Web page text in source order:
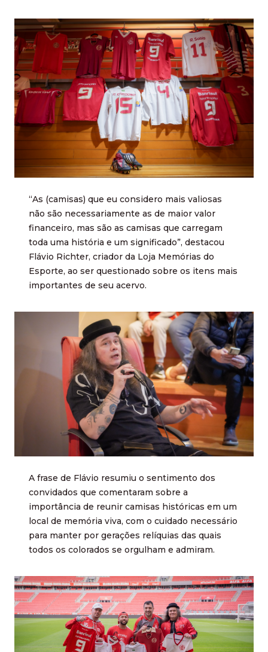
“As (camisas) que eu considero mais valiosas
não são necessariamente as de maior valor
financeiro, mas são as camisas que carregam
toda uma história e um significado”, destacou
Flávio Richter, criador da Loja Memórias do
Esporte, ao ser questionado sobre os itens mais
importantes de seu acervo.
A frase de Flávio resumiu o sentimento dos
convidados que comentaram sobre a
importância de reunir camisas históricas em um
local de memória viva, com o cuidado necessário
para manter por gerações relíquias das quais
todos os colorados se orgulham e admiram.